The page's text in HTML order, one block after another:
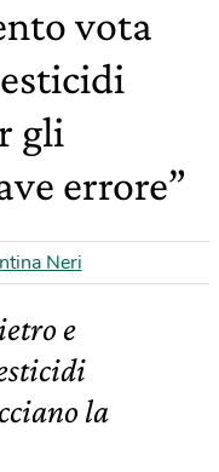
vota
gli
errore”
Neri
e
la